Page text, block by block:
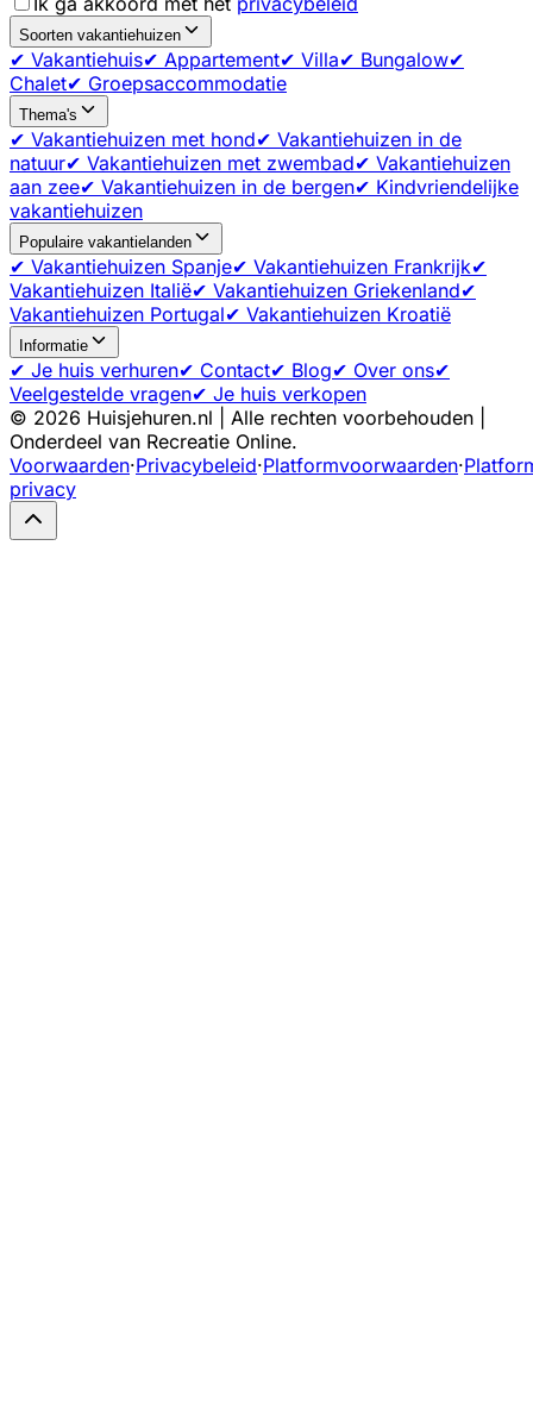
Soorten vakantiehuizen
✔ Vakantiehuis✔ Appartement✔ Villa✔ Bungalow✔
Chalet✔ Groepsaccommodatie
Thema's
✔ Vakantiehuizen met hond✔ Vakantiehuizen in de
natuur✔ Vakantiehuizen met zwembad✔ Vakantiehuizen
aan zee✔ Vakantiehuizen in de bergen✔ Kindvriendelijke
vakantiehuizen
Populaire vakantielanden
✔ Vakantiehuizen Spanje✔ Vakantiehuizen Frankrijk✔
Vakantiehuizen Italië✔ Vakantiehuizen Griekenland✔
Vakantiehuizen Portugal✔ Vakantiehuizen Kroatië
Informatie
✔ Je huis verhuren✔ Contact✔ Blog✔ Over ons✔
Veelgestelde vragen✔ Je huis verkopen
© 2026 Huisjehuren.nl | Alle rechten voorbehouden |
Onderdeel van Recreatie Online.
Voorwaarden·Privacybeleid·Platformvoorwaarden·
privacy